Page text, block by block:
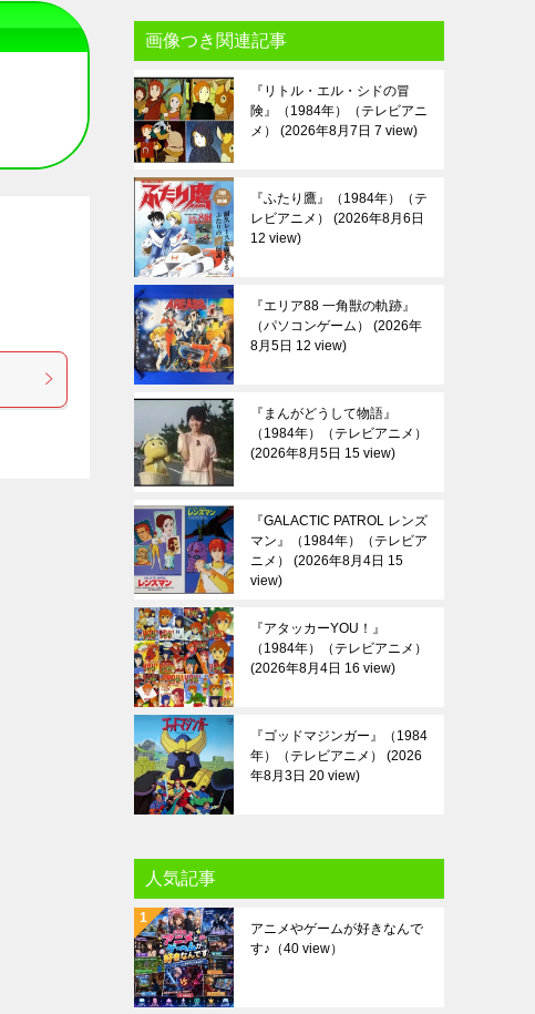
画像つき関連記事
『リトル・エル・シドの冒
険』（1984年）（テレビアニ
メ）
2026年8月7日 7 view
『ふたり鷹』（1984年）（テ
レビアニメ）
2026年8月6日
12 view
『エリア88 一角獣の軌跡』
（パソコンゲーム）
2026年
8月5日 12 view
『まんがどうして物語』
（1984年）（テレビアニメ）
2026年8月5日 15 view
『GALACTIC PATROL レンズ
マン』（1984年）（テレビア
ニメ）
2026年8月4日 15
view
『アタッカーYOU！』
（1984年）（テレビアニメ）
2026年8月4日 16 view
『ゴッドマジンガー』（1984
年）（テレビアニメ）
2026
年8月3日 20 view
人気記事
アニメやゲームが好きなんで
す♪ （40 view）